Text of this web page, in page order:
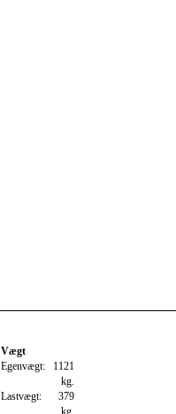
Vægt
Egenvægt: 1121
kg.
Lastvægt:
379
kg.